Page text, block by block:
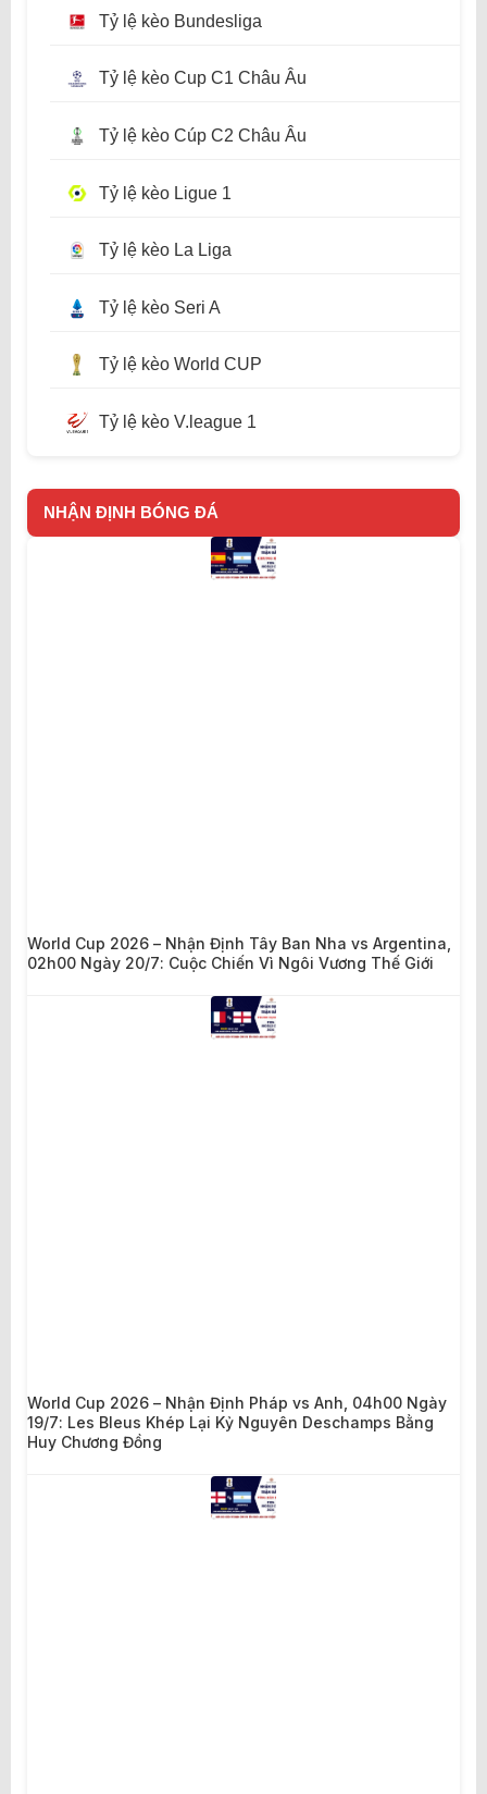
Tỷ lệ kèo Bundesliga
Tỷ lệ kèo Cup C1 Châu Âu
Tỷ lệ kèo Cúp C2 Châu Âu
Tỷ lệ kèo Ligue 1
Tỷ lệ kèo La Liga
Tỷ lệ kèo Seri A
Tỷ lệ kèo World CUP
Tỷ lệ kèo V.league 1
NHẬN ĐỊNH BÓNG ĐÁ
World Cup 2026 – Nhận Định Tây Ban Nha vs Argentina,
02h00 Ngày 20/7: Cuộc Chiến Vì Ngôi Vương Thế Giới
World Cup 2026 – Nhận Định Pháp vs Anh, 04h00 Ngày
19/7: Les Bleus Khép Lại Kỷ Nguyên Deschamps Bằng
Huy Chương Đồng